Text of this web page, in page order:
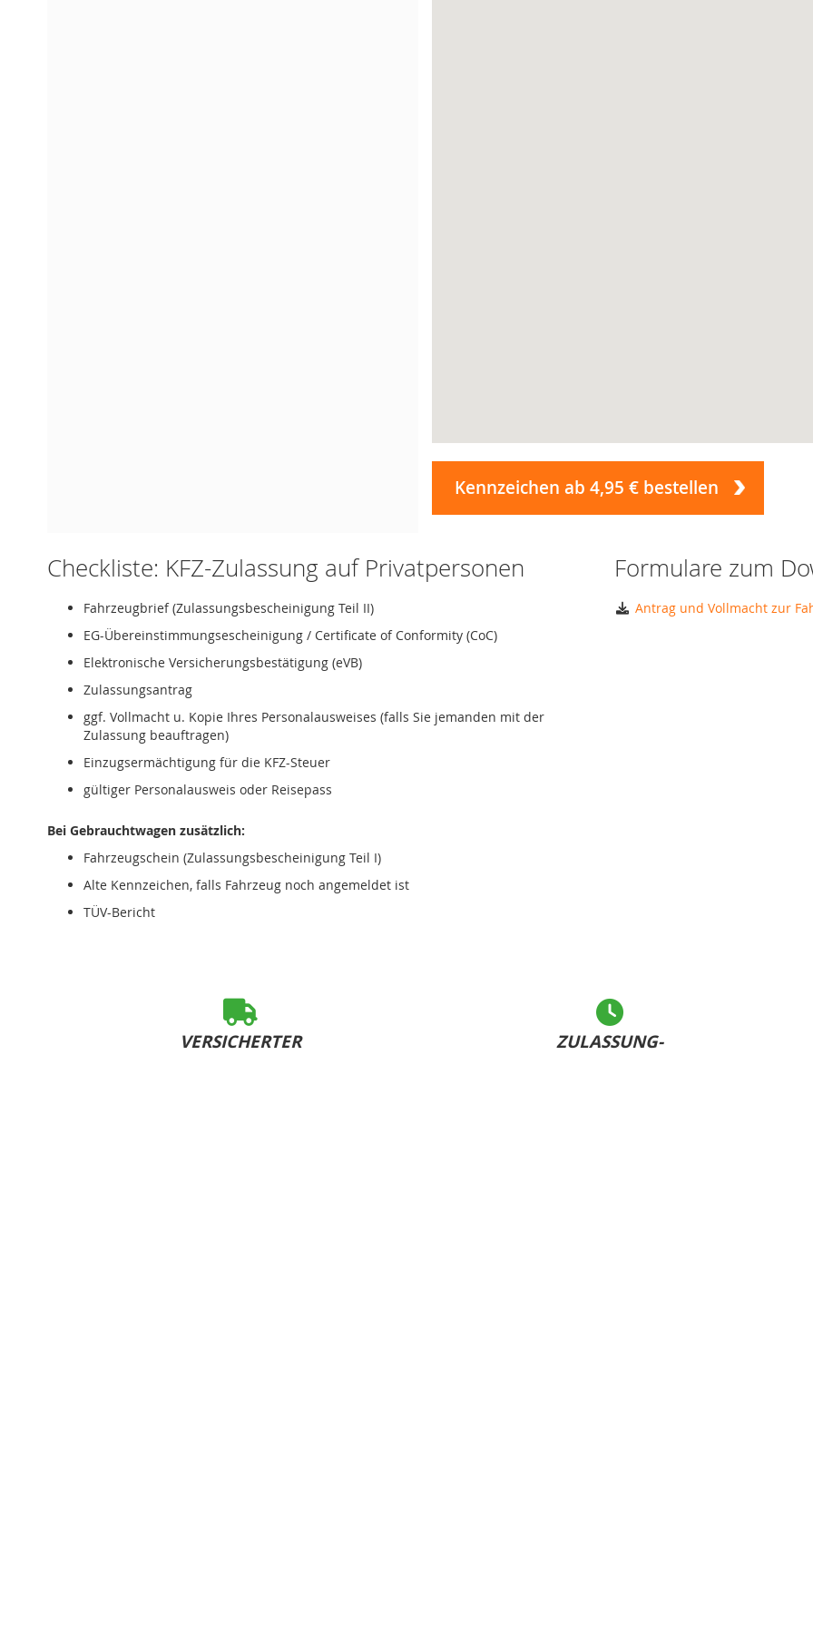
Kennzeichen ab 4,95 € bestellen
Checkliste: KFZ-Zulassung auf Privatpersonen
Fahrzeugbrief (Zulassungsbescheinigung Teil II)
EG-Übereinstimmungsescheinigung / Certificate of Conformity (CoC)
Elektronische Versicherungsbestätigung (eVB)
Zulassungsantrag
ggf. Vollmacht u. Kopie Ihres Personalausweises (falls Sie jemanden mit der
Zulassung beauftragen)
Einzugsermächtigung für die KFZ-Steuer
gültiger Personalausweis oder Reisepass
Bei Gebrauchtwagen zusätzlich:
Fahrzeugschein (Zulassungsbescheinigung Teil I)
Alte Kennzeichen, falls Fahrzeug noch angemeldet ist
TÜV-Bericht
Formulare zum
Antrag und Vollmacht zur
VERSICHERTER
ZULASSUNG-